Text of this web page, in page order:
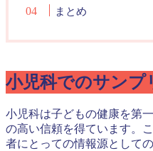
まとめ
小児科でのサンプ
小児科は子どもの健康を第
の高い信頼を得ています。
者にとっての情報源として